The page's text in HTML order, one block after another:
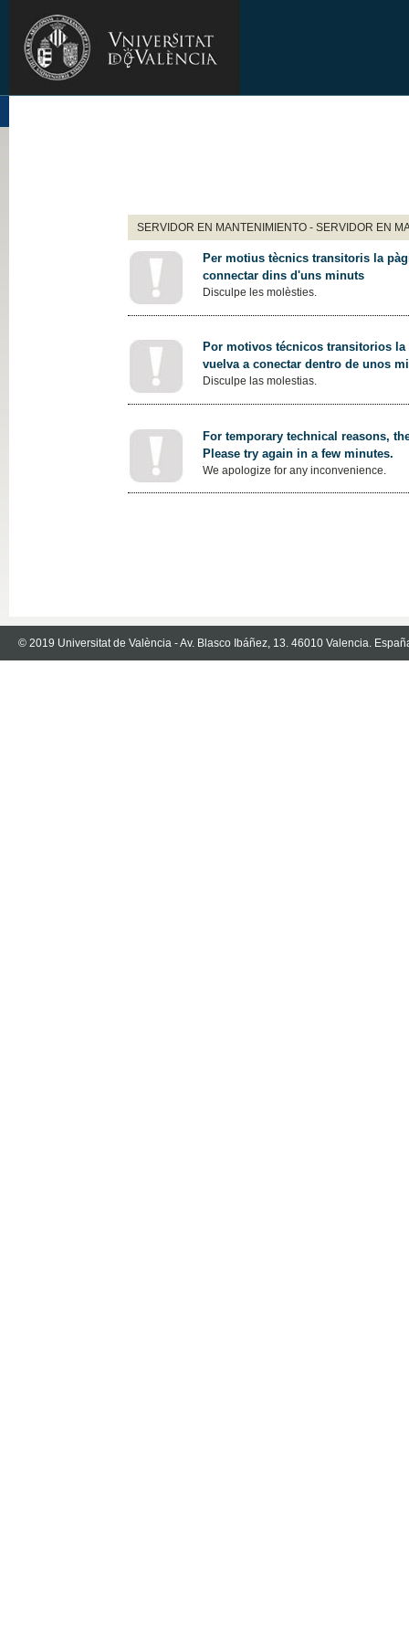
SERVIDOR EN MANTENIMIENTO - SERVIDOR EN
Per motius tècnics transitoris la
connectar dins d'uns minuts
Disculpe les molèsties.
Por motivos técnicos transitorios
vuelva a conectar dentro de unos
Disculpe las molestias.
For temporary technical reasons,
Please try again in a few minutes.
We apologize for any inconvenience.
© 2019 Universitat de València - Av. Blasco Ibáñez, 13. 46010 Valencia.